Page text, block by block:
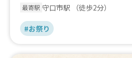
最寄駅 守口市駅 （徒歩2分）
#お祭り